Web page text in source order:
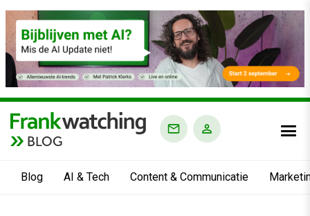
BLOG
Blog AI & Tech Content & Communicatie